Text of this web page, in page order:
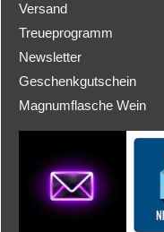
Versand
Treueprogramm
Newsletter
Geschenkgutschein
Magnumflasche Wein